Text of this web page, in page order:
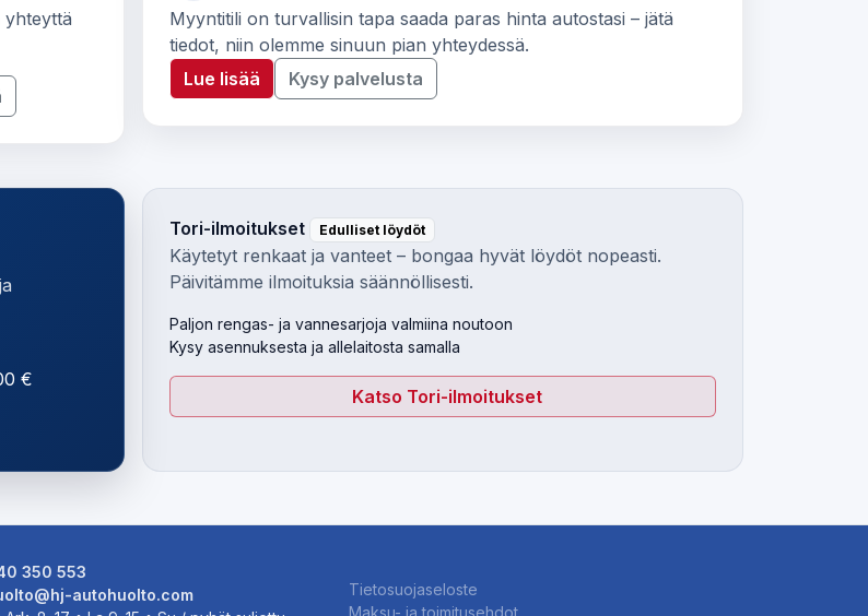
yhteyttä
Myyntitili on turvallisin tapa saada paras hinta autostasi – jätä
tiedot, niin olemme sinuun pian yhteydessä.
Lue lisää
Kysy palvelusta
€
Tori-ilmoitukset Edulliset löydöt
Käytetyt renkaat ja vanteet – bongaa hyvät löydöt nopeasti.
Päivitämme ilmoituksia säännöllisesti.
Paljon rengas- ja vannesarjoja valmiina noutoon
Kysy asennuksesta ja allelaitosta samalla
Katso Tori-ilmoitukset
350 553
autohuolto.com
Tietosuojaseloste
Maksu- ja toimitusehdot